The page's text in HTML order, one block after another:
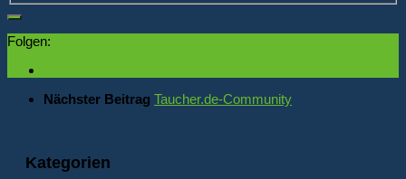
Folgen:
Nächster Beitrag Taucher.de-Community
Kategorien